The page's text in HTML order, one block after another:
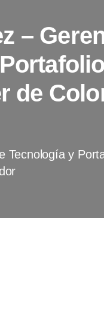
–
de
Tecnología y